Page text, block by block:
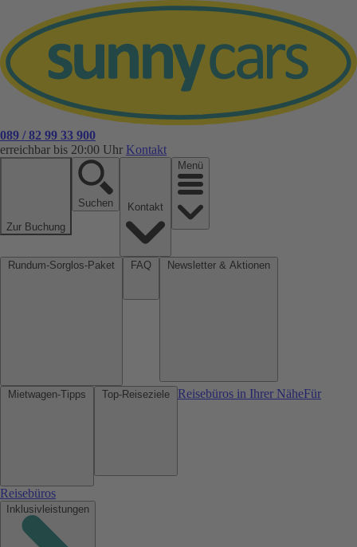
089 / 82 99 33 900
erreichbar bis 20:00 Uhr Kontakt
Zur Buchung
Suchen
Menü
Reisebüros in Ihrer NäheFür
Reisebüros
Inklusivleistungen